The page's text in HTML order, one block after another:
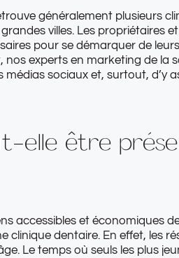
généralement plusieurs
villes. Les propriétaires
pour se démarquer de
experts en marketing de la
sociaux et, surtout, d’y
elle être
accessibles et économiques
dentaire. En effet, les
Le temps où seuls les plus